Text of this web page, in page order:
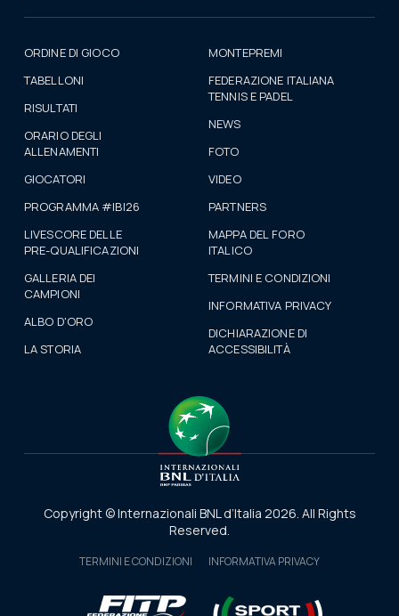
ORDINE DI GIOCO
TABELLONI
RISULTATI
ORARIO DEGLI
ALLENAMENTI
GIOCATORI
PROGRAMMA #IBI26
LIVESCORE DELLE
PRE-QUALIFICAZIONI
GALLERIA DEI
CAMPIONI
ALBO D'ORO
LA STORIA
MONTEPREMI
FEDERAZIONE ITALIANA
TENNIS E PADEL
NEWS
FOTO
VIDEO
PARTNERS
MAPPA DEL FORO
ITALICO
TERMINI E CONDIZIONI
INFORMATIVA PRIVACY
DICHIARAZIONE DI
ACCESSIBILITÀ
Copyright © Internazionali BNL d’Italia 2026. All Rights
Reserved.
TERMINI E CONDIZIONI INFORMATIVA PRIVACY